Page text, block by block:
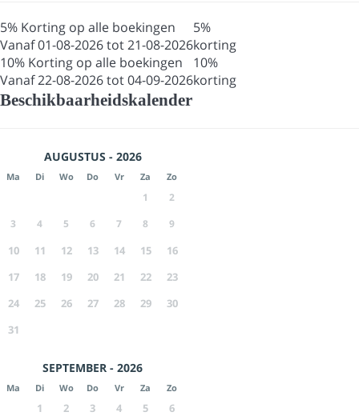
5% Korting op alle boekingen
Vanaf 01-08-2026 tot 21-08-2026
5%
korting
10% Korting op alle boekingen
Vanaf 22-08-2026 tot 04-09-2026
10%
korting
Beschikbaarheidskalender
AUGUSTUS - 2026
Ma Di Wo Do Vr Za Zo
1
2
3
4 5 6 7 8 9
10 11 12 13 14 15
16
17
18 19 20 21 22
23
24
25 26 27 28 29
30
31
SEPTEMBER - 2026
Ma Di Wo Do Vr Za Zo
1 2 3 4 5
6